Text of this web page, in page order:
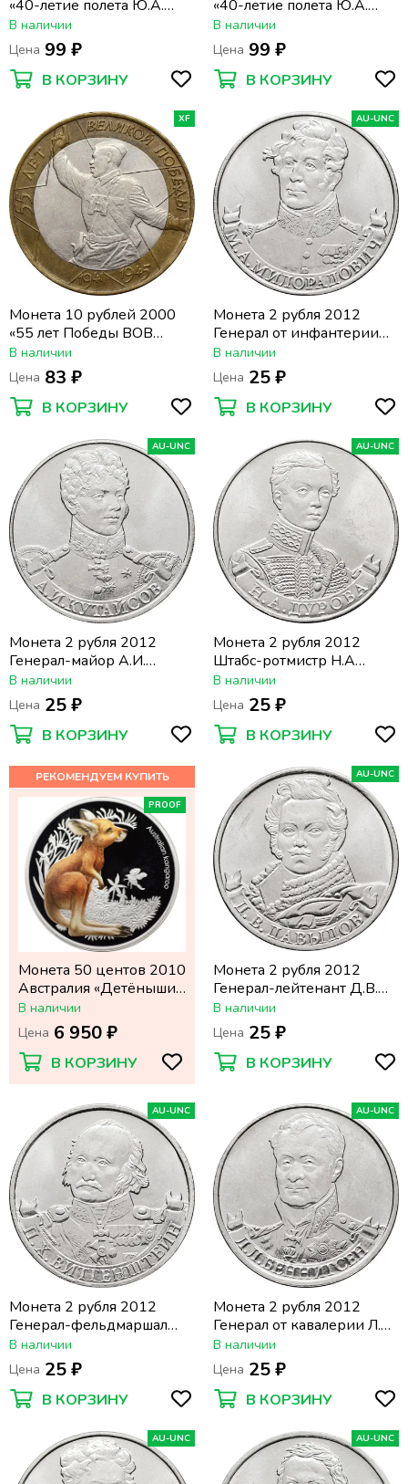
«40-летие полета Ю.А.
Гагарина в космос» СПМД
В наличии
Цена 99 ₽
В КОРЗИНУ
«40-летие полета Ю.А.
Гагарина в космос» ММД
В наличии
Цена 99 ₽
В КОРЗИНУ
XF
Монета 10 рублей 2000
«55 лет Победы ВОВ
(Политрук)» СПМД
В наличии
Цена 83 ₽
В КОРЗИНУ
AU-UNC
Монета 2 рубля 2012
Генерал от инфантерии
М.А. Милорадович
В наличии
Цена 25 ₽
В КОРЗИНУ
AU-UNC
Монета 2 рубля 2012
Генерал-майор А.И.
Кутайсов
В наличии
Цена 25 ₽
В КОРЗИНУ
AU-UNC
Монета 2 рубля 2012
Штабс-ротмистр Н.А
Дурова
В наличии
Цена 25 ₽
В КОРЗИНУ
PROOF
Монета 50 центов 2010
Австралия «Детёныши
диких животных:
Кенгуру»
В наличии
Цена 6 950 ₽
В КОРЗИНУ
AU-UNC
Монета 2 рубля 2012
Генерал-лейтенант Д.В.
Давыдов
В наличии
Цена 25 ₽
В КОРЗИНУ
AU-UNC
Монета 2 рубля 2012
Генерал-фельдмаршал
П.Х. Витгенштейн
В наличии
Цена 25 ₽
В КОРЗИНУ
AU-UNC
Монета 2 рубля 2012
Генерал от кавалерии Л.Л.
Беннигсен
В наличии
Цена 25 ₽
В КОРЗИНУ
AU-UNC AU-UNC